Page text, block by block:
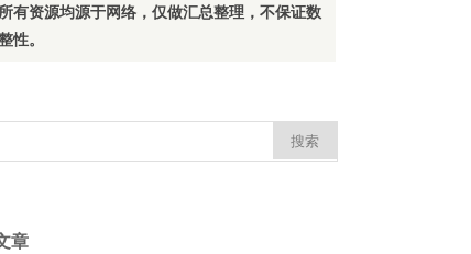
有资源均源于网络，仅做汇总整理，不保证数
性。
章